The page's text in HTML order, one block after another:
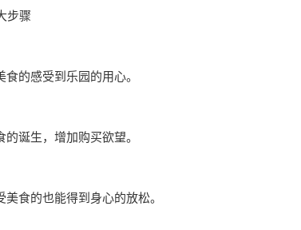
步骤
的感受到乐园的用心。
诞生，增加购买欲望。
食的也能得到身心的放松。